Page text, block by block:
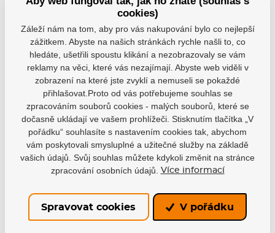
Skladem 7-10 pracovních dní 196 Kč
150cm, bílá, PS26
EAN: 4260726266012
Skladem 7-10 pracovních dní 196 Kč
160cm, bílá, PS26
EAN: 4260726266029
Skladem 7-10 pracovních dní 196 Kč
cookies)
Záleží nám na tom, aby pro vás nakupování bylo co nejlepší
zážitkem. Abyste na našich stránkách rychle našli to, co
hledáte, ušetřili spoustu klikání a nezobrazovaly se vám
reklamy na věci, které vás nezajímají. Abyste web viděli v
zobrazení na které jste zvyklí a nemuseli se pokaždé
přihlašovat.Proto od vás potřebujeme souhlas se
zpracováním souborů cookies - malých souborů, které se
dočasně ukládají ve vašem prohlížeči. Stisknutím tlačítka „V
pořádku“ souhlasíte s nastavením cookies tak, abychom
vám poskytovali smysluplné a užitečné služby na základě
vašich údajů. Svůj souhlas můžete kdykoli změnit na stránce
zpracování osobních údajů.
Více informací
Spravovat cookies V pořádku